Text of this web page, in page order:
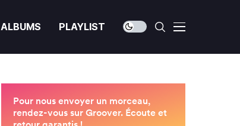
ALBUMS PLAYLIST